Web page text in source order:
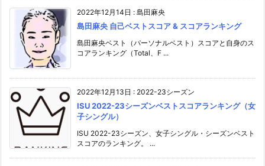
2022年12月14日 : 島田麻央
島田麻央 自己ベストスコア & スコアランキング
島田麻央ベスト（パーソナルベスト）スコアと自身のス
コアランキング（Total、F ...
2022年12月13日 : 2022-23シーズン
ISU 2022-23シーズンベストスコアランキング（女
子シングル）
ISU 2022-23シーズン、女子シングル・シーズンベスト
スコアのランキング。 ...